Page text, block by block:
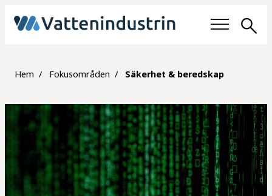
Sök
Fokusområden
Jobba med vatten
Medlemmar
Om oss
Hem Fokusområden Säkerhet & beredskap